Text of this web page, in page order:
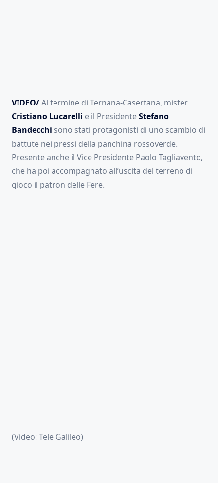
VIDEO/Al termine di Ternana-Casertana, mister
Cristiano Lucarelli e il PresidenteStefano
Bandecchi sono stati protagonisti di uno scambio di
battute nei pressi della panchina rossoverde.
Presente anche il Vice Presidente Paolo Tagliavento,
che ha poi accompagnato all’uscita del terreno di
gioco il patron delle Fere.
(Video: Tele Galileo)